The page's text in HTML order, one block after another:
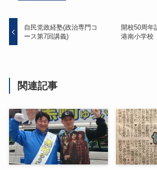
自民党政経塾(政治専門コ
ース第7回講義)
開校50周年
港南小学校
関連記事